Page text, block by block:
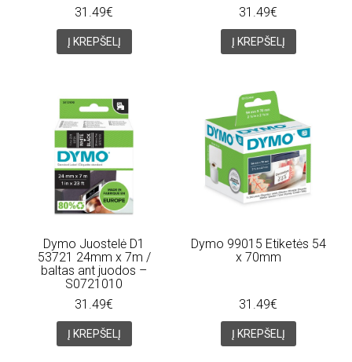
31.49€
Į KREPŠELĮ
31.49€
Į KREPŠELĮ
Dymo Juostelė D1
53721 24mm x 7m /
baltas ant juodos –
S0721010
31.49€
Į KREPŠELĮ
Dymo 99015 Etiketės 54
x 70mm
31.49€
Į KREPŠELĮ